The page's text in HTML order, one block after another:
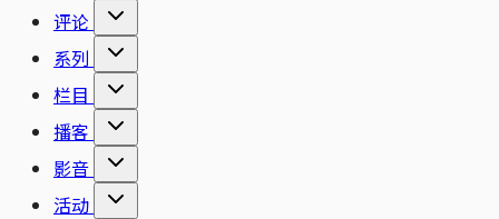
评论
系列
栏目
播客
影音
活动